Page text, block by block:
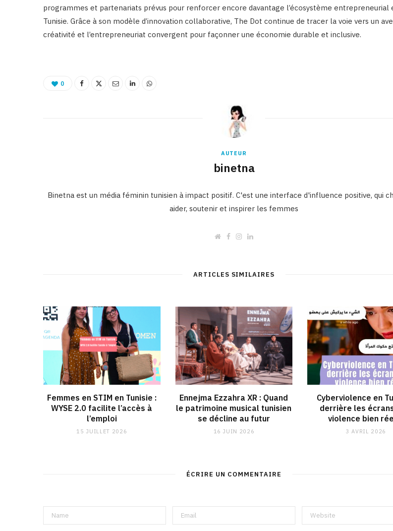
programmes et partenariats prévus pour renforcer encore davantage l’écosystème entrepreneurial
Tunisie. Grâce à son modèle d’innovation collaborative, The Dot continue de tracer la voie vers un
créativité et l’entrepreneuriat convergent pour façonner une économie durable et inclusive.
0
AUTEUR
binetna
Binetna est un média féminin tunisien à impact positif. C'est une interface d'influence positive, qui
aider, soutenir et inspirer les femmes
W
t
e
F
o
o
I
g
r
L
d
I
ARTICLES SIMILAIRES
Femmes en STIM en Tunisie :
WYSE 2.0 facilite l’accès à
l’emploi
15 JUILLET 2026
Ennejma Ezzahra XR : Quand
le patrimoine musical tunisien
se décline au futur
16 JUIN 2026
Cyberviolence en
derrière les
violence bien
3 AVRIL 2026
ÉCRIRE UN COMMENTAIRE